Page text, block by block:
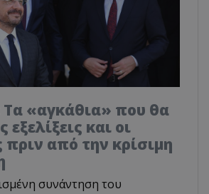
«αγκάθια» που θα
εξελίξεις και οι
πριν από την κρίσιμη
συνάντηση του